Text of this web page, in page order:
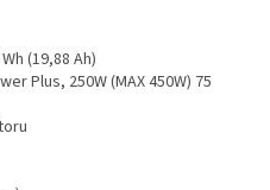
(19,88 Ah)
Plus, 250W (MAX 450W) 75